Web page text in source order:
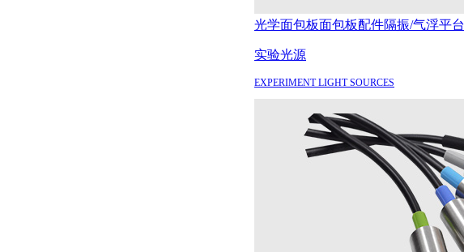
光学面包板面包板配件隔振/气浮平台
实验光源
EXPERIMENT LIGHT SOURCES